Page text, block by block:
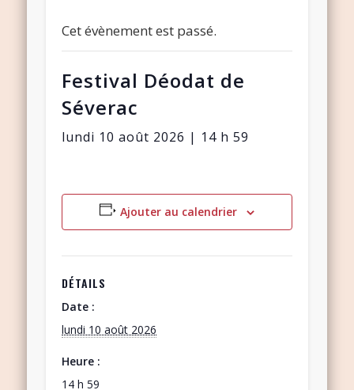
Cet évènement est passé.
Festival Déodat de
Séverac
lundi 10 août 2026 | 14 h 59
Ajouter au calendrier
DÉTAILS
Date :
lundi 10 août 2026
Heure :
14 h 59